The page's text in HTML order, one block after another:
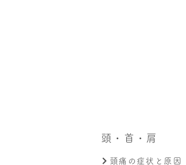
頭・首・肩
頭痛の症状と原因